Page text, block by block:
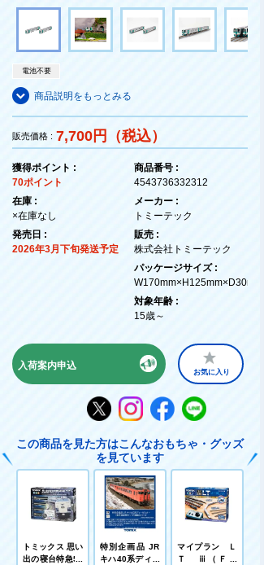
電池不要
商品説明をもっとみる
販売価格 : 7,700円（税込）
獲得ポイント :
70ポイント
在庫 :
×在庫なし
発売日 :
2026年3月下旬発送予定
商品番号 :
4543736332312
メーカー :
トミーテック
販売 :
株式会社トミーテック
パッケージサイズ :
W170mm×H125mm×D30mm
対象年齢 :
15歳～
入荷案内申込
お気に入り
この商品を見た方はこんなおもちゃ・グッズ
を見ています
トミックス 思い
出の寝台特急58
特別企画品 JR
キハ40系ディー
マイプラン Ｌ
Ｔ ⅲ（Ｆ）